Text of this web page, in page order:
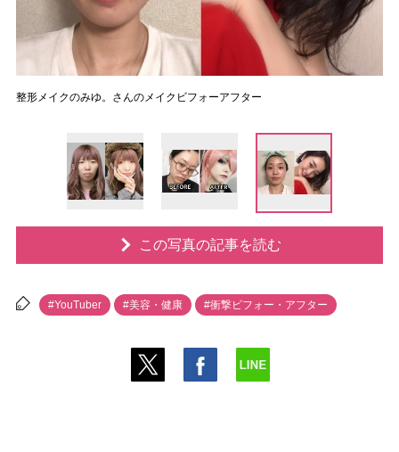
整形メイクのみゆ。さんのメイクビフォーアフター
この写真の記事を読む
#YouTuber #美容・健康 #衝撃ビフォー・アフター